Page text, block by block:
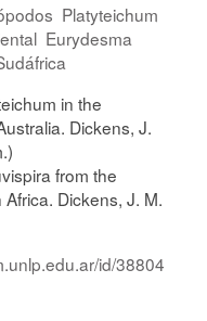
Platyteichum
Eurydesma
in the
Dickens, J.
from the
Dickens, J. M.
id/38804